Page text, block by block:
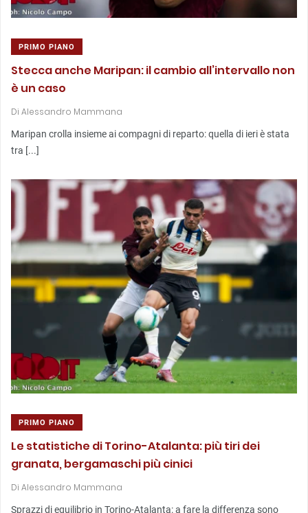
PRIMO PIANO
Stecca anche Maripan: il cambio all’intervallo non
è un caso
Di Alessandro Mammana
Maripan crolla insieme ai compagni di reparto: quella di ieri è stata
tra [...]
PRIMO PIANO
Le statistiche di Torino-Atalanta: più tiri dei
granata, bergamaschi più cinici
Di Alessandro Mammana
Sprazzi di equilibrio in Torino-Atalanta: a fare la differenza sono